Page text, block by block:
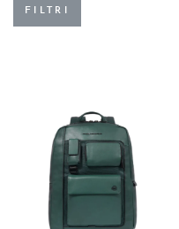
FILTRI